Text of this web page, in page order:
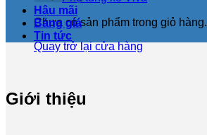
Chưa có sản phẩm trong giỏ hàng.
Quay trở lại cửa hàng
Hậu mãi
Bảng giá
Tin tức
Giới thiệu